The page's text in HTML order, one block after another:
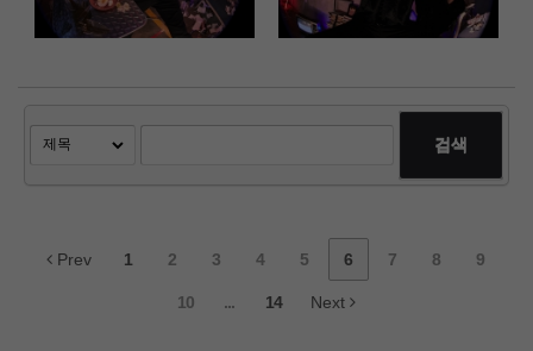
검색
Prev 1 2 3 4 5 6 7 8 9
10 ... 14 Next